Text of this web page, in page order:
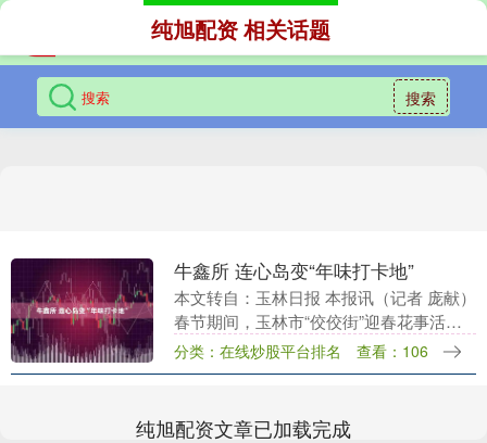
搜索
纯旭配资 相关话题
牛鑫所 连心岛变“年味打卡地”
本文转自：玉林日报 本报讯（记者 庞献）
春节期间，玉林市“佼佼街”迎春花事活动
火热进行。每到夜晚，在连心岛主会场，
璀璨的鱼灯、特色的摊位与市民的欢声笑
分类：在线炒股平台排名 查看：106
纯旭配资文章已加载完成